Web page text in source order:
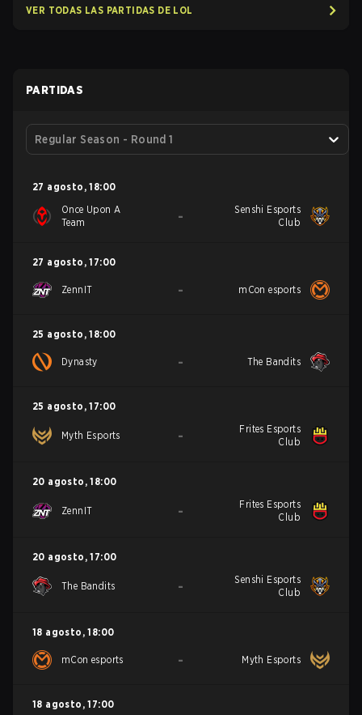
VER TODAS LAS PARTIDAS DE LOL
PARTIDAS
Regular Season - Round 1
27 agosto , 18:00
Once Upon A
Team
-
Senshi Esports
Club
27 agosto , 17:00
ZennIT - mCon esports
25 agosto , 18:00
Dynasty - The Bandits
25 agosto , 17:00
Myth Esports -
Frites Esports
Club
20 agosto , 18:00
ZennIT -
Frites Esports
Club
20 agosto , 17:00
The Bandits -
Senshi Esports
Club
18 agosto , 18:00
mCon esports - Myth Esports
18 agosto , 17:00